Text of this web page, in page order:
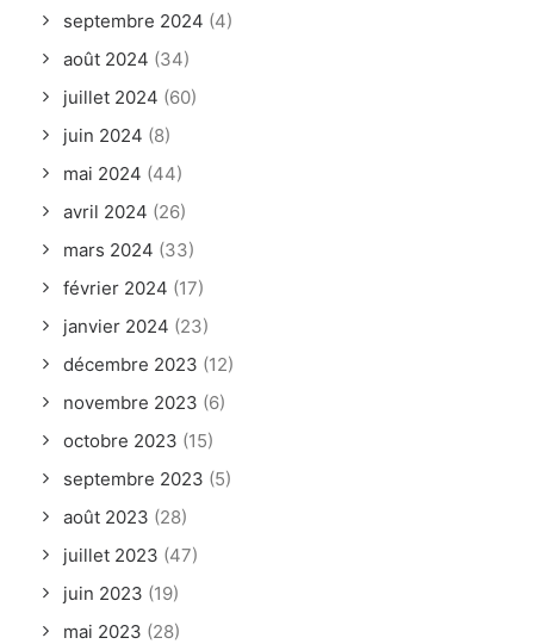
septembre 2024 (4)
août 2024 (34)
juillet 2024 (60)
juin 2024 (8)
mai 2024 (44)
avril 2024 (26)
mars 2024 (33)
février 2024 (17)
janvier 2024 (23)
décembre 2023 (12)
novembre 2023 (6)
octobre 2023 (15)
septembre 2023 (5)
août 2023 (28)
juillet 2023 (47)
juin 2023 (19)
mai 2023 (28)